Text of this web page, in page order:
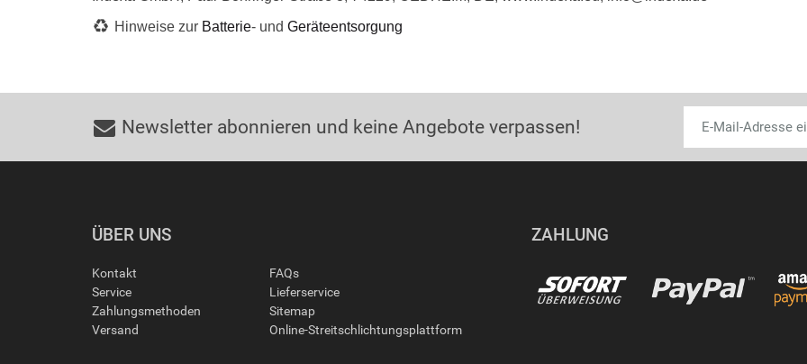
Hinweise zur Batterie- und Geräteentsorgung
Newsletter abonnieren und keine Angebote verpassen!
ÜBER UNS
Kontakt
Service
Zahlungsmethoden
Versand
FAQs
Lieferservice
Sitemap
Online-Streitschlichtungsplattform
ZAHLUNG